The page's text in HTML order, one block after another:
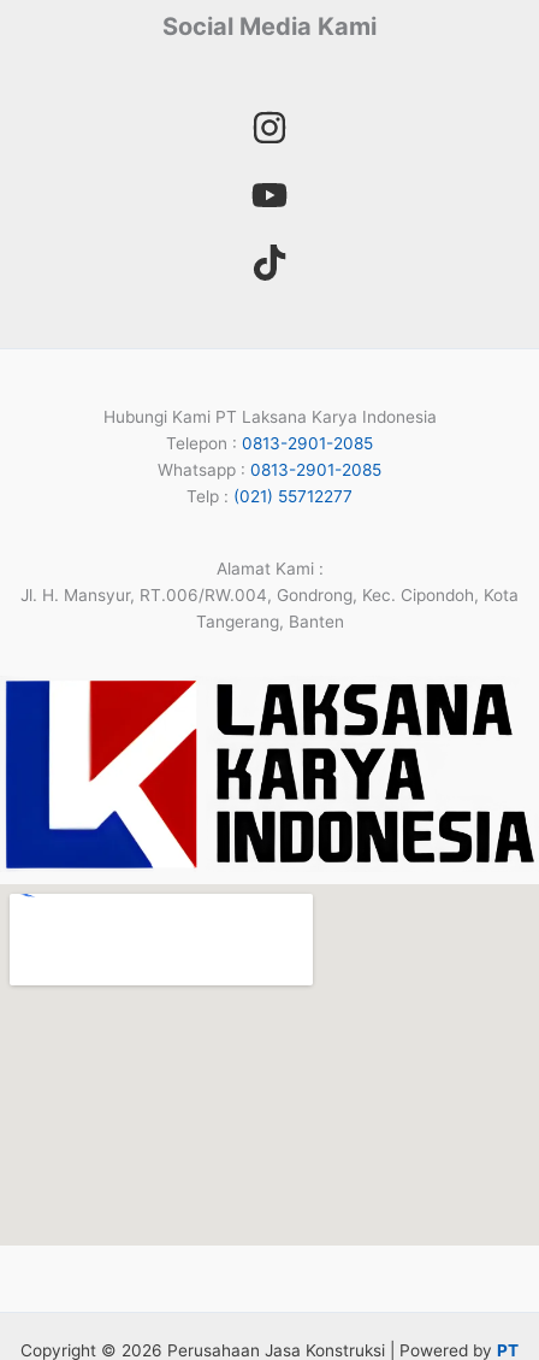
Social Media Kami
Hubungi Kami PT Laksana Karya Indonesia
Telepon : 0813-2901-2085
Whatsapp : 0813-2901-2085
Telp : (021) 55712277
Alamat Kami :
Jl. H. Mansyur, RT.006/RW.004, Gondrong, Kec. Cipondoh, Kota
Tangerang, Banten
Copyright © 2026 Perusahaan Jasa Konstruksi | Powered by PT